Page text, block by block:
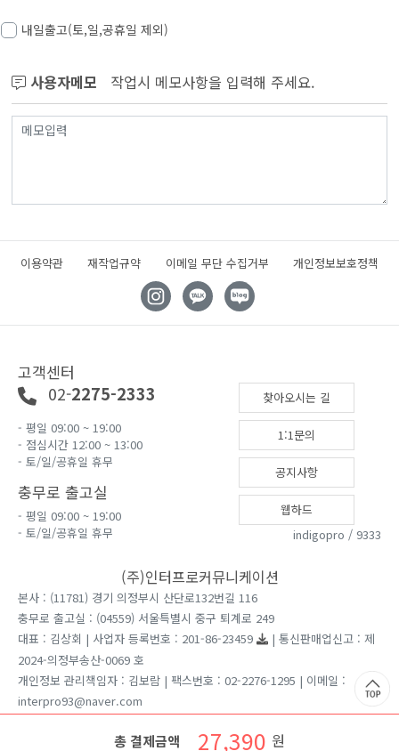
내일출고(토,일,공휴일 제외)
사용자메모 작업시 메모사항을 입력해 주세요.
이용약관 재작업규약 이메일 무단 수집거부 개인정보보호정책
고객센터
02-2275-2333
- 평일 09:00 ~ 19:00
- 점심시간 12:00 ~ 13:00
- 토/일/공휴일 휴무
충무로 출고실
- 평일 09:00 ~ 19:00
- 토/일/공휴일 휴무
찾아오시는 길
1:1문의
공지사항
웹하드
indigopro / 9333
(주)인터프로커뮤니케이션
본사 : (11781) 경기 의정부시 산단로132번길 116
충무로 출고실 : (04559) 서울특별시 중구 퇴계로 249
대표 : 김상회 | 사업자 등록번호 : 201-86-23459
| 통신판매업신고 : 제
2024-의정부송산-0069 호
개인정보 관리책임자 : 김보람 | 팩스번호 : 02-2276-1295 | 이메일 :
interpro93@naver.com
Copyright ⓒ 2026 인터프로커뮤니케이션 All rights reserved.
총 결제금액 27,390 원